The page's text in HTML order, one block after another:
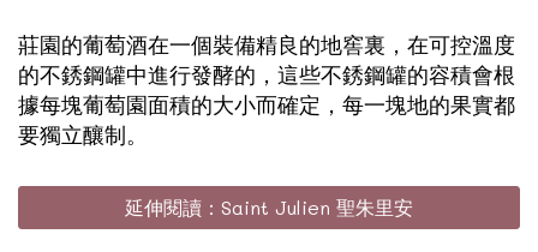
莊園的葡萄酒在一個裝備精良的地窖裏，在可控溫度
的不銹鋼罐中進行發酵的，這些不銹鋼罐的容積會根
據每塊葡萄園面積的大小而確定，每一塊地的果實都
要獨立釀制。
延伸閱讀：Saint Julien 聖朱里安